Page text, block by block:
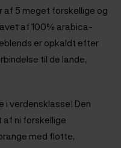
af 5 meget forskellige og
af 100% arabica-
er opkaldt efter
til de lande,
i verdensklasse! Den
af ni forskellige
med flotte,